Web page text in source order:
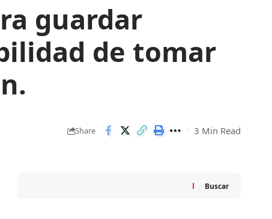
guardar
de tomar
Share 3 Min Read
Buscar